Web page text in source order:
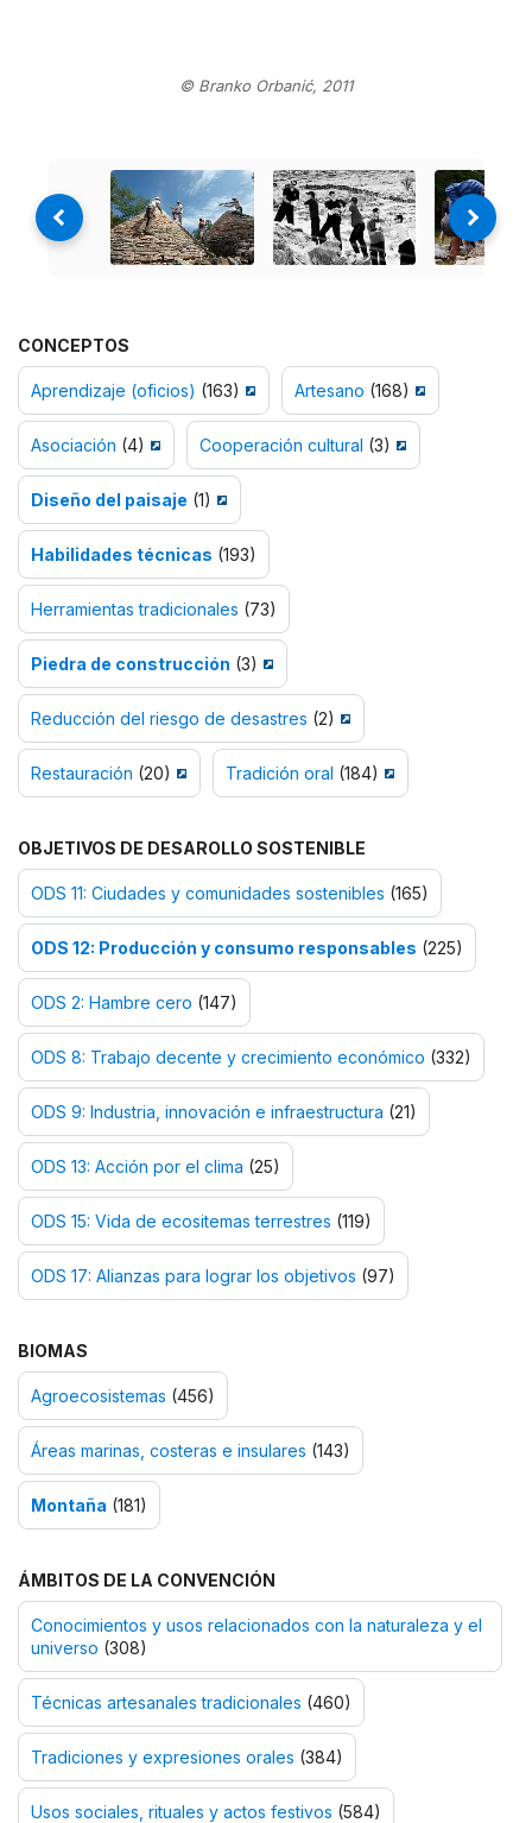
© Branko Orbanić, 2011
CONCEPTOS
Aprendizaje (oficios) (163) Artesano (168)
Asociación (4) Cooperación cultural (3)
Diseño del paisaje (1)
Habilidades técnicas (193)
Herramientas tradicionales (73)
Piedra de construcción (3)
Reducción del riesgo de desastres (2)
Restauración (20) Tradición oral (184)
OBJETIVOS DE DESAROLLO SOSTENIBLE
ODS 11: Ciudades y comunidades sostenibles (165)
ODS 12: Producción y consumo responsables (225)
ODS 2: Hambre cero (147)
ODS 8: Trabajo decente y crecimiento económico (332)
ODS 9: Industria, innovación e infraestructura (21)
ODS 13: Acción por el clima (25)
ODS 15: Vida de ecositemas terrestres (119)
ODS 17: Alianzas para lograr los objetivos (97)
BIOMAS
Agroecosistemas (456)
Áreas marinas, costeras e insulares (143)
Montaña (181)
ÁMBITOS DE LA CONVENCIÓN
Conocimientos y usos relacionados con la naturaleza y el
universo (308)
Técnicas artesanales tradicionales (460)
Tradiciones y expresiones orales (384)
Usos sociales, rituales y actos festivos (584)